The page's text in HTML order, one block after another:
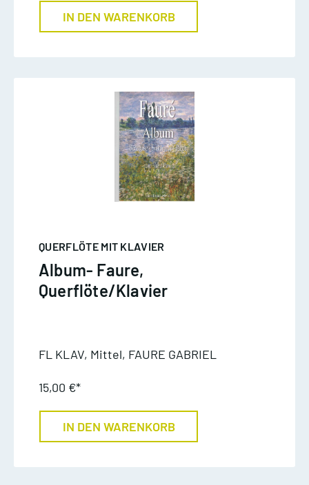
IN DEN WARENKORB
QUERFLÖTE MIT KLAVIER
Album- Faure,
Querflöte/Klavier
FL KLAV, Mittel, FAURE GABRIEL
15,00 €*
IN DEN WARENKORB